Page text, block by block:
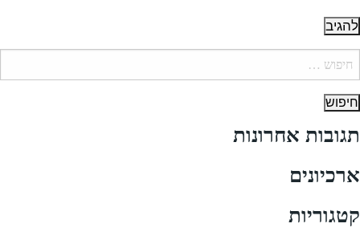
תגובות אחרונות
ארכיונים
קטגוריות